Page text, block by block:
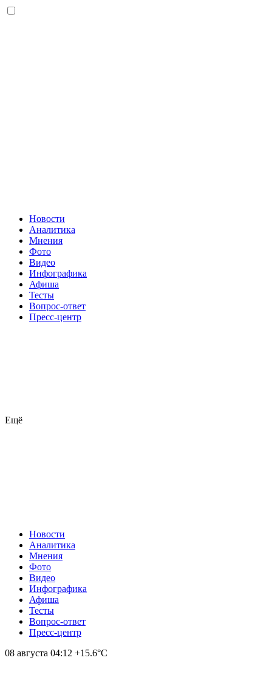
Новости
Аналитика
Мнения
Фото
Видео
Инфографика
Афиша
Тесты
Вопрос-ответ
Пресс-центр
Ещё
Новости
Аналитика
Мнения
Фото
Видео
Инфографика
Афиша
Тесты
Вопрос-ответ
Пресс-центр
08 августа 04:12 +15.6°С